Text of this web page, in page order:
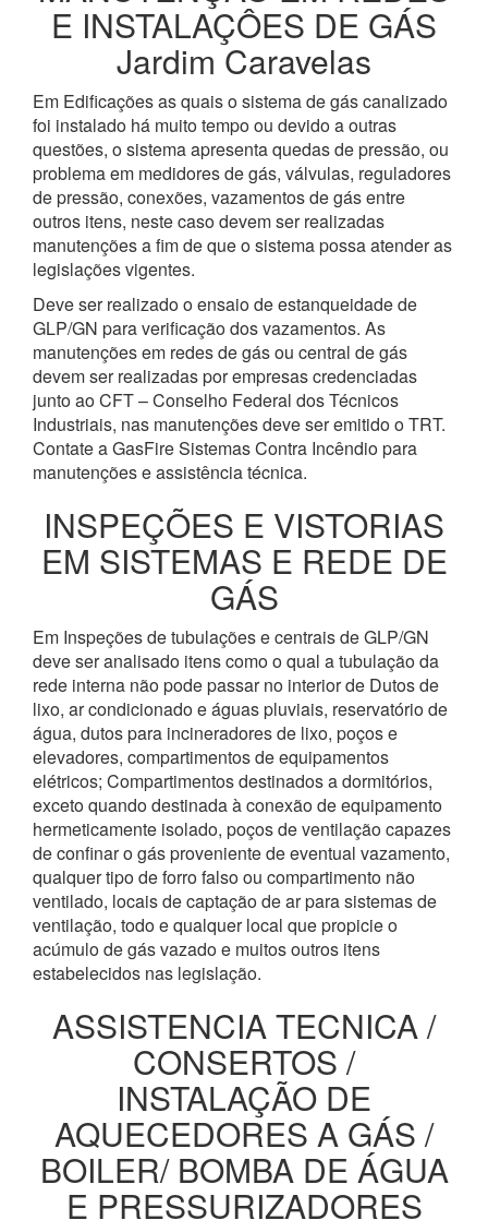
E INSTALAÇÔES DE GÁS
Jardim Caravelas
Em Edificações as quais o sistema de gás canalizado
foi instalado há muito tempo ou devido a outras
questões, o sistema apresenta quedas de pressão, ou
problema em medidores de gás, válvulas, reguladores
de pressão, conexões, vazamentos de gás entre
outros itens, neste caso devem ser realizadas
manutenções a fim de que o sistema possa atender as
legislações vigentes.
Deve ser realizado o ensaio de estanqueidade de
GLP/GN para verificação dos vazamentos. As
manutenções em redes de gás ou central de gás
devem ser realizadas por empresas credenciadas
junto ao CFT – Conselho Federal dos Técnicos
Industriais, nas manutenções deve ser emitido o TRT.
Contate a GasFire Sistemas Contra Incêndio para
manutenções e assistência técnica.
INSPEÇÕES E VISTORIAS
EM SISTEMAS E REDE DE
GÁS
Em Inspeções de tubulações e centrais de GLP/GN
deve ser analisado itens como o qual a tubulação da
rede interna não pode passar no interior de Dutos de
lixo, ar condicionado e águas pluviais, reservatório de
água, dutos para incineradores de lixo, poços e
elevadores, compartimentos de equipamentos
elétricos; Compartimentos destinados a dormitórios,
exceto quando destinada à conexão de equipamento
hermeticamente isolado, poços de ventilação capazes
de confinar o gás proveniente de eventual vazamento,
qualquer tipo de forro falso ou compartimento não
ventilado, locais de captação de ar para sistemas de
ventilação, todo e qualquer local que propicie o
acúmulo de gás vazado e muitos outros itens
estabelecidos nas legislação.
ASSISTENCIA TECNICA /
CONSERTOS /
INSTALAÇÃO DE
AQUECEDORES A GÁS /
BOILER/ BOMBA DE ÁGUA
E PRESSURIZADORES